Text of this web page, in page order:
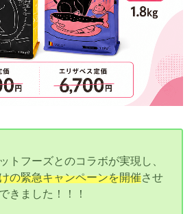
トフーズとのコラボが実現し、
の緊急キャンペーンを開催させ
きました！！！